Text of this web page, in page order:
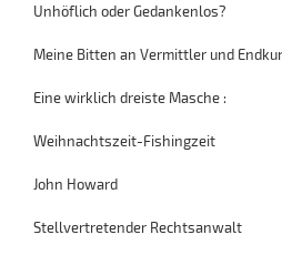
Unhöflich oder Gedankenlos?
Meine Bitten an Vermittler und
Eine wirklich dreiste Masche :
Weihnachtszeit-Fishingzeit
John Howard
Stellvertretender Rechtsanwalt